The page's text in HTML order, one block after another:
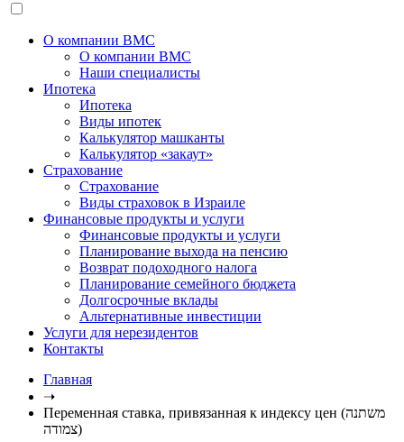
О компании BMC
О компании BMC
Наши специалисты
Ипотека
Ипотека
Виды ипотек
Калькулятор машканты
Калькулятор «закаут»
Страхование
Страхование
Виды страховок в Израиле
Финансовые продукты и услуги
Финансовые продукты и услуги
Планирование выхода на пенсию
Возврат подоходного налога
Планирование семейного бюджета
Долгосрочные вклады
Альтернативные инвестиции
Услуги для нерезидентов
Контакты
Главная
➝
Переменная ставка, привязанная к индексу цен (משתנה
צמודה)